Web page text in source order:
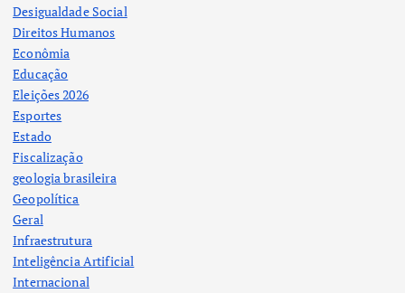
Desigualdade Social
Direitos Humanos
Econômia
Educação
Eleições 2026
Esportes
Estado
Fiscalização
geologia brasileira
Geopolítica
Geral
Infraestrutura
Inteligência Artificial
Internacional